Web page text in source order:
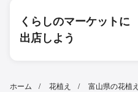
くらしのマーケットに
出店しよう
ホーム 花植え 富山県の花植え